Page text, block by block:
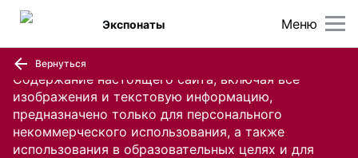
Содержание настоящего сайта, включая все
изображения и текстовую информацию,
предназначено только для персонального
некоммерческого использования, а также
использования в образовательных целях и для
Меню
Экспонаты
Вернуться